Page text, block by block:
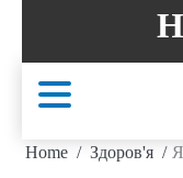
content
Home Здоров'я